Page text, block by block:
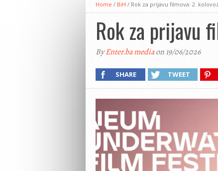
Home / BiH / Rok za prijavu filmova: 2.
Rok za prijavu
ByEnter.ba mediaon 19/06/2026
SHARE TWEET